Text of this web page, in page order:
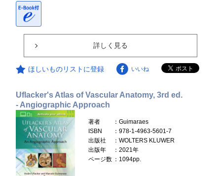
詳しく見る
ほしいものリストに登録 いいね
Uflacker's Atlas of Vascular Anatomy, 3rd ed.
- Angiographic Approach
著者
：Guimaraes
ISBN
：978-1-4963-5601-7
出版社
：WOLTERS KLUWER
出版年
：2021年
ページ数 ：1094pp.